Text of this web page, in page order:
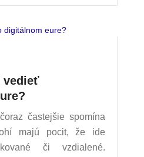
vedieť
častejšie spomína
majú pocit, že ide
či vzdialené.